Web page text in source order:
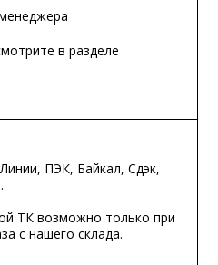
в разделе
ПЭК, Байкал, Сдэк,
ТК возможно только при
с нашего склада.